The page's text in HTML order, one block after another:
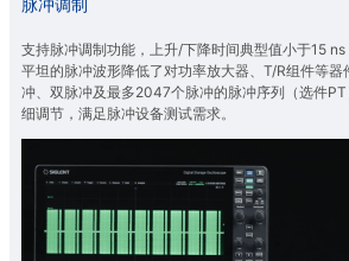
脉冲调制
支持脉冲调制功能，上升/下降时间典型值小于15
平坦的脉冲波形降低了对功率放大器、T/R组件等
冲、双脉冲及最多2047个脉冲的脉冲序列（选件
细调节，满足脉冲设备测试需求。